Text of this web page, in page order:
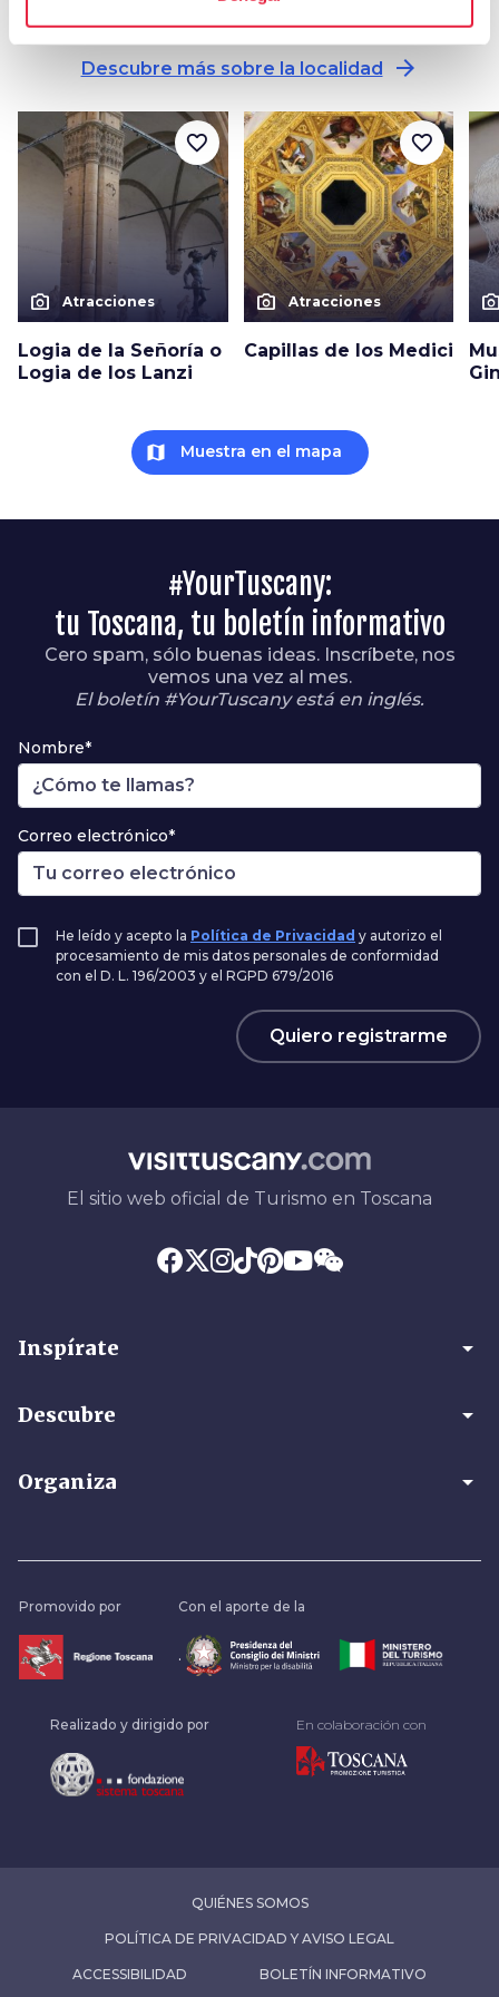
en Florencia
Descubre más sobre la localidad arrow_forward
photo_camera Atracciones
Logia de la Señoría o
Logia de los Lanzi
favorite_border
photo_camera Atracciones
Capillas de los Medici
favorite_border
map Muestra en el mapa
#YourTuscany:
tu Toscana, tu boletín informativo
Cero spam, sólo buenas ideas. Inscríbete, nos
vemos una vez al mes.
El boletín #YourTuscany está en inglés.
Nombre*
Correo electrónico*
He leído y acepto la Política de Privacidad y autorizo el
procesamiento de mis datos personales de conformidad
con el D. L. 196/2003 y el RGPD 679/2016
Quiero registrarme
El sitio web oficial de Turismo en Toscana
Inspírate arrow_drop_down
Descubre arrow_drop_down
Organiza arrow_drop_down
Promovido por Con el aporte de la
.
Realizado y dirigido por En colaboración con
QUIÉNES SOMOS
POLÍTICA DE PRIVACIDAD Y AVISO LEGAL
ACCESSIBILIDAD BOLETÍN INFORMATIVO